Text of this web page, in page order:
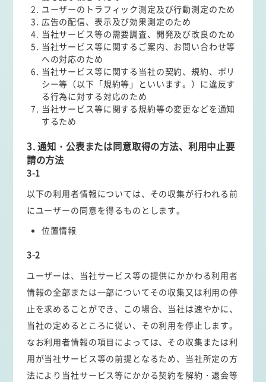
ユーザーのトラフィック測定及び行動測定のため
広告の配信、表示及び効果測定のため
当社サービス等の需要調査、開発及び改良のため
当社サービス等に関するご案内、お問い合わせ等
への対応のため
当社サービス等に関する当社の契約、規約、ポリ
シー等（以下「規約等」といいます。）に違反す
る行為に対する対応のため
当社サービス等に関する規約等の変更などを通知
するため
3. 通知・公表または同意取得の方法、利用中止要
請の方法
3-1
以下の利用者情報については、その収集が行われる前
にユーザーの同意を得るものとします。
位置情報
3-2
ユーザーは、当社サービス等の提供にかかわる利用者
情報の全部または一部についてその収集又は利用の停
止を求めることができ、この場合、当社は速やかに、
当社の定めるところに従い、その利用を停止します。
なお利用者情報の項目によっては、その収集または利
用が当社サービス等の前提となるため、当社所定の方
法により当社サービス等にかかる契約を解約・退会等